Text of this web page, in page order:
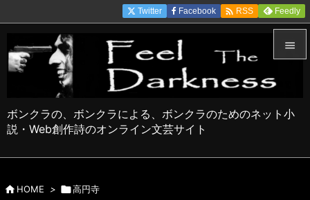
ボンクラの、ボンクラによる、ボンクラのためのネット小
説・Web創作詩のオンライン文芸サイト


Twitter Facebook  RSS Feedly
HOME > 高円寺